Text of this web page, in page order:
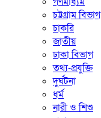
চট্টগ্রাম বিভাগ
চাকরি
জাতীয়
ঢাকা বিভাগ
তথ্য-প্রযুক্তি
দুর্ঘটনা
ধর্ম
নারী ও শিশু